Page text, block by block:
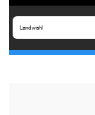
Landwahl